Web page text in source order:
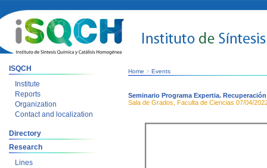
ISQCH
Institute
Reports
Organization
Contact and localization
Directory
Research
Lines
Home > Events
Seminario Programa Expertia.
Sala de Grados, Faculta de Ciencias 07/04/